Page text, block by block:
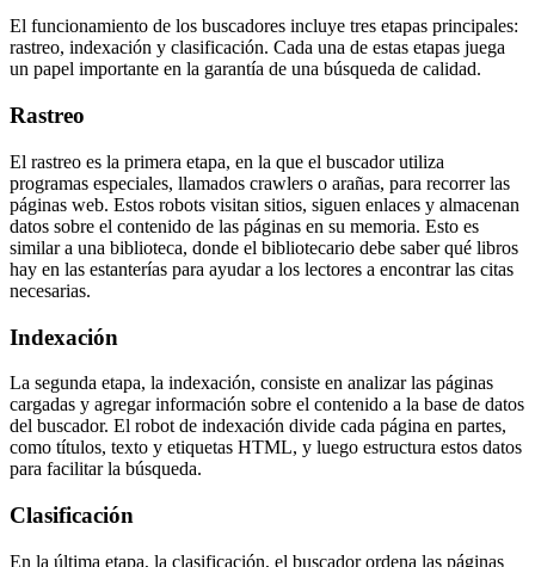
El funcionamiento de los buscadores incluye tres etapas principales:
rastreo, indexación y clasificación. Cada una de estas etapas juega
un papel importante en la garantía de una búsqueda de calidad.
Rastreo
El rastreo es la primera etapa, en la que el buscador utiliza
programas especiales, llamados crawlers o arañas, para recorrer las
páginas web. Estos robots visitan sitios, siguen enlaces y almacenan
datos sobre el contenido de las páginas en su memoria. Esto es
similar a una biblioteca, donde el bibliotecario debe saber qué libros
hay en las estanterías para ayudar a los lectores a encontrar las citas
necesarias.
Indexación
La segunda etapa, la indexación, consiste en analizar las páginas
cargadas y agregar información sobre el contenido a la base de datos
del buscador. El robot de indexación divide cada página en partes,
como títulos, texto y etiquetas HTML, y luego estructura estos datos
para facilitar la búsqueda.
Clasificación
En la última etapa, la clasificación, el buscador ordena las páginas